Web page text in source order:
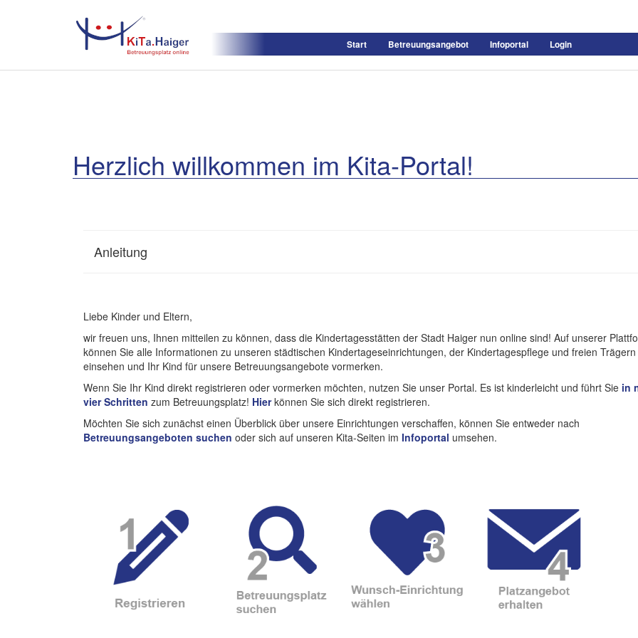
Start Betreuungsangebot Infoportal Login
Herzlich willkommen im Kita-Portal!
Anleitung
Liebe Kinder und Eltern,
wir freuen uns, Ihnen mitteilen zu können, dass die Kindertagesstätten der Stadt Haiger nun online sind! Auf unserer
können Sie alle Informationen zu unseren städtischen Kindertageseinrichtungen, der Kindertagespflege und freien Trägern
einsehen und Ihr Kind für unsere Betreuungsangebote vormerken.
Wenn Sie Ihr Kind direkt registrieren oder vormerken möchten, nutzen Sie unser Portal. Es ist kinderleicht und führt Sie in
vier Schritten zum Betreuungsplatz! Hierkönnen Sie sich direkt registrieren.
Möchten Sie sich zunächst einen Überblick über unsere Einrichtungen verschaffen, können Sie entweder nach
Betreuungsangeboten suchen oder sich auf unseren Kita-Seiten im Infoportal umsehen.